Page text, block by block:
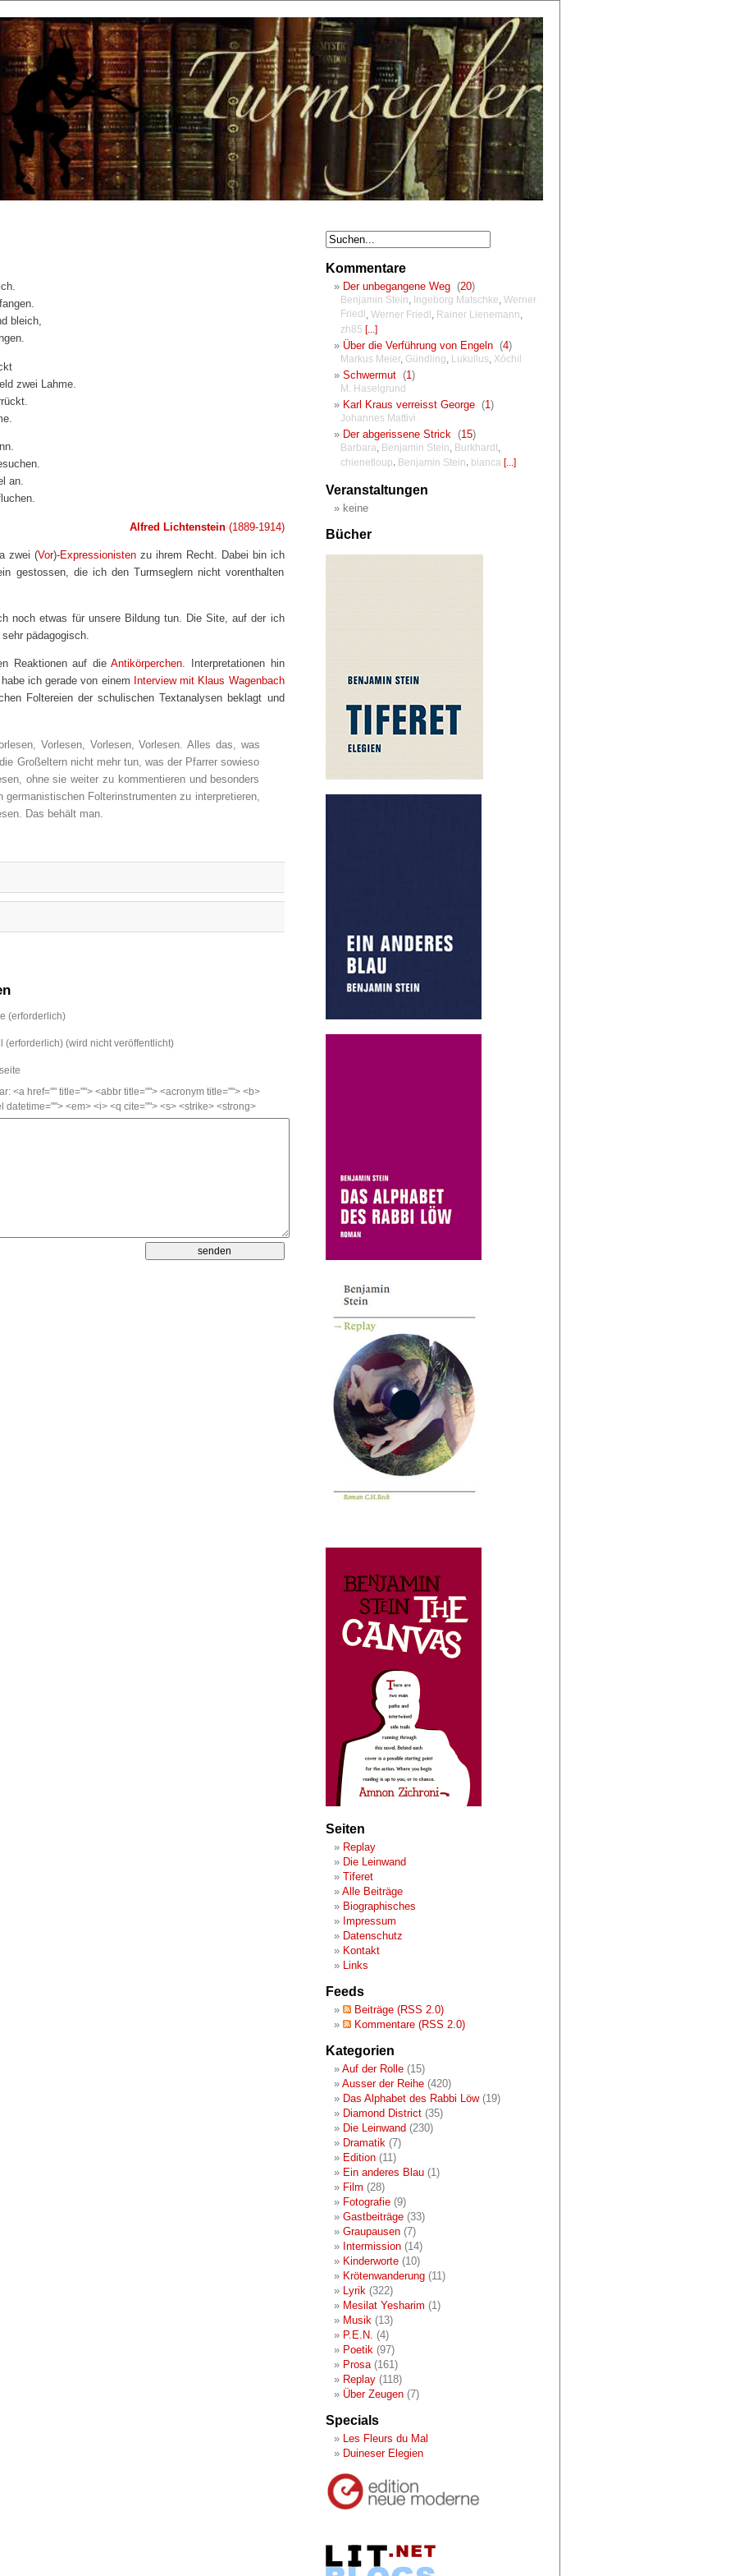
bleich,
zwei Lahme.
an.
Alfred Lichtenstein(1889-1914)
zwei (Vor)-Expressionistenzu ihrem Recht. Dabei bin ich
gestossen, die ich den Turmseglern nicht vorenthalten
noch etwas für unsere Bildung tun. Die Site, auf der ich
pädagogisch.
Reaktionen auf dieAntikörperchen. Interpretationen hin
habe ich gerade von einem Interview mit Klaus Wagenbach
Foltereien der schulischen Textanalysen beklagt und
Vorlesen, Vorlesen, Vorlesen. Alles das, was
Großeltern nicht mehr tun, was der Pfarrer sowieso
ohne sie weiter zu kommentieren und besonders
germanistischen Folterinstrumenten zu interpretieren,
Das behält man.
(erforderlich)
(erforderlich) (wird nicht veröffentlicht)
<a href="" title=""> <abbr title=""> <acronym title=""> <b>
<em> <i> <q cite=""> <s> <strike> <strong>
Kommentare
Der unbegangene Weg(20)
Benjamin Stein, Ingeborg Matschke, Werner
Friedl, Werner Friedl , Rainer Lienemann,
zh85 [...]
Über die Verführung von Engeln(4)
Markus Meier, Gündling, Lukullus, Xóchil
Schwermut(1)
M. Haselgrund
Karl Kraus verreisst George(1)
Johannes Mattivi
Der abgerissene Strick(15)
Barbara, Benjamin Stein, Burkhardt,
chienetloup, Benjamin Stein, bianca [...]
Veranstaltungen
keine
Bücher
Seiten
Replay
Die Leinwand
Tiferet
Alle Beiträge
Biographisches
Impressum
Datenschutz
Kontakt
Links
Feeds
Beiträge (RSS 2.0)
Kommentare (RSS 2.0)
Kategorien
Auf der Rolle(15)
Ausser der Reihe(420)
Das Alphabet des Rabbi Löw(19)
Diamond District(35)
Die Leinwand (230)
Dramatik(7)
Edition(11)
Ein anderes Blau(1)
Film (28)
Fotografie(9)
Gastbeiträge(33)
Graupausen(7)
Intermission(14)
Kinderworte(10)
Krötenwanderung(11)
Lyrik(322)
Mesilat Yesharim (1)
Musik(13)
P.E.N. (4)
Poetik(97)
Prosa(161)
Replay(118)
Über Zeugen(7)
Specials
Les Fleurs du Mal
Duineser Elegien